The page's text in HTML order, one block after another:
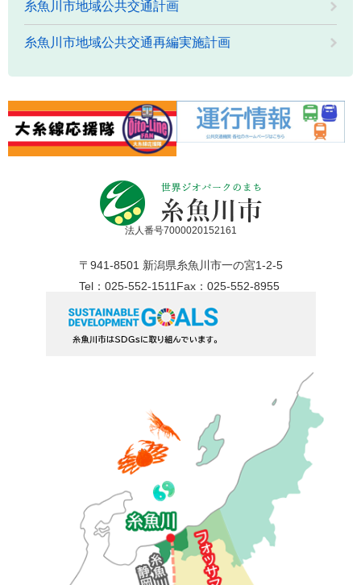
糸魚川市地域公共交通計画
糸魚川市地域公共交通再編実施計画
法人番号7000020152161
〒941-8501 新潟県糸魚川市一の宮1-2-5
Tel：025-552-1511 Fax：025-552-8955